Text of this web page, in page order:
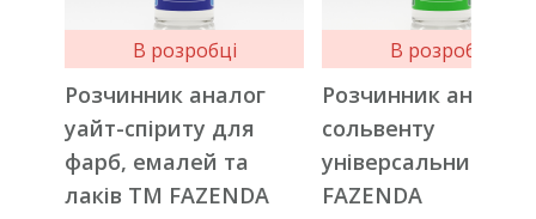
В розробці
Розчинник аналог
уайт-спіриту для
фарб, емалей та
лаків ТМ FAZENDA
В розробці
Розчинник аналог
сольвенту
універсальний ТМ
FAZENDA